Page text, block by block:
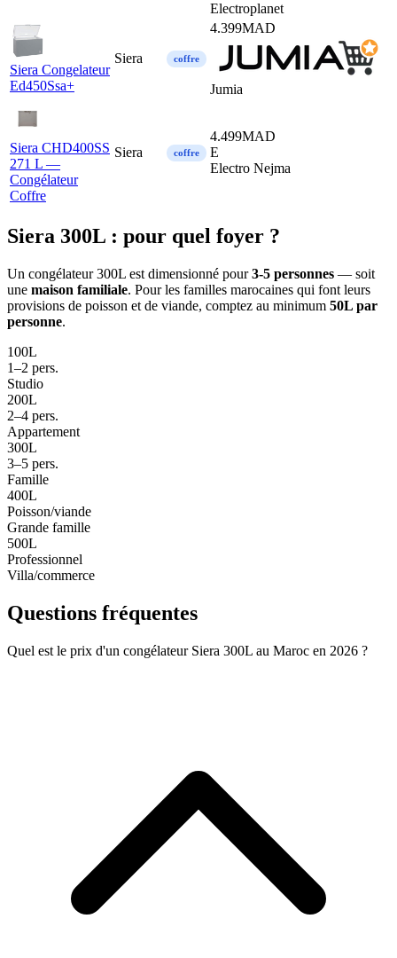
Electroplanet
Siera Congelateur
Ed450Ssa+
Siera coffre
4.399MAD
Jumia
Siera CHD400SS
271 L —
Congélateur
Coffre
Siera coffre
4.499MAD
E
Electro Nejma
Siera 300L : pour quel foyer ?
Un congélateur 300L est dimensionné pour3-5 personnes — soit
une maison familiale. Pour les familles marocaines qui font leurs
provisions de poisson et de viande, comptez au minimum 50L par
personne.
100L
1–2 pers.
Studio
200L
2–4 pers.
Appartement
300L
3–5 pers.
Famille
400L
Poisson/viande
Grande famille
500L
Professionnel
Villa/commerce
Questions fréquentes
Quel est le prix d'un congélateur Siera 300L au Maroc en 2026 ?